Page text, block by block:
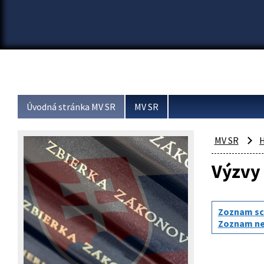
Úvodná stránka MV SR MV SR
MV SR
Zoznam
Zoznam